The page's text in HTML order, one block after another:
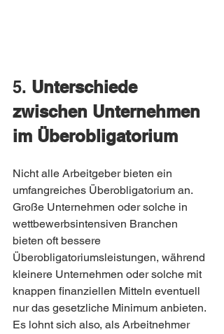
5. Unterschiede
zwischen Unternehmen
im Überobligatorium
Nicht alle Arbeitgeber bieten ein
umfangreiches Überobligatorium an.
Große Unternehmen oder solche in
wettbewerbsintensiven Branchen
bieten oft bessere
Überobligatoriumsleistungen, während
kleinere Unternehmen oder solche mit
knappen finanziellen Mitteln eventuell
nur das gesetzliche Minimum anbieten.
Es lohnt sich also, als Arbeitnehmer